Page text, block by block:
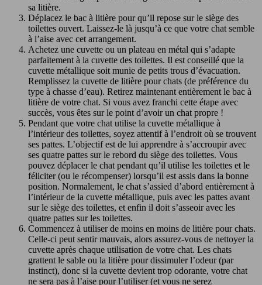
sa litière.
Déplacez le bac à litière pour qu’il repose sur le siège des
toilettes ouvert. Laissez-le là jusqu’à ce que votre chat semble
à l’aise avec cet arrangement.
Achetez une cuvette ou un plateau en métal qui s’adapte
parfaitement à la cuvette des toilettes. Il est conseillé que la
cuvette métallique soit munie de petits trous d’évacuation.
Remplissez la cuvette de litière pour chats (de préférence du
type à chasse d’eau). Retirez maintenant entièrement le bac à
litière de votre chat. Si vous avez franchi cette étape avec
succès, vous êtes sur le point d’avoir un chat propre !
Pendant que votre chat utilise la cuvette métallique à
l’intérieur des toilettes, soyez attentif à l’endroit où se trouvent
ses pattes. L’objectif est de lui apprendre à s’accroupir avec
ses quatre pattes sur le rebord du siège des toilettes. Vous
pouvez déplacer le chat pendant qu’il utilise les toilettes et le
féliciter (ou le récompenser) lorsqu’il est assis dans la bonne
position. Normalement, le chat s’assied d’abord entièrement à
l’intérieur de la cuvette métallique, puis avec les pattes avant
sur le siège des toilettes, et enfin il doit s’asseoir avec les
quatre pattes sur les toilettes.
Commencez à utiliser de moins en moins de litière pour chats.
Celle-ci peut sentir mauvais, alors assurez-vous de nettoyer la
cuvette après chaque utilisation de votre chat. Les chats
grattent le sable ou la litière pour dissimuler l’odeur (par
instinct), donc si la cuvette devient trop odorante, votre chat
ne sera pas à l’aise pour l’utiliser (et vous ne serez